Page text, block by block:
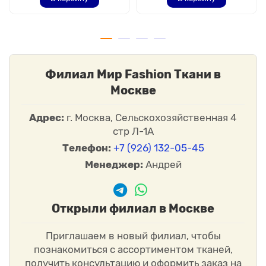
Филиал Мир Fashion Ткани в
Москве
Адрес: г. Москва, Сельскохозяйственная 4
стр Л-1А
Телефон: +7 (926) 132-05-45
Менеджер: Андрей
Открыли филиал в Москве
Приглашаем в новый филиал, чтобы
познакомиться с ассортиментом тканей,
получить консультацию и оформить заказ на